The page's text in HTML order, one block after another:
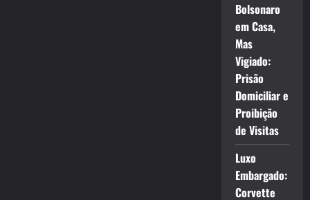
Bolsonaro
em Casa,
Mas
Vigiado:
Prisão
Domiciliar e
Proibição
de Visitas
Luxo
Embargado:
Corvette